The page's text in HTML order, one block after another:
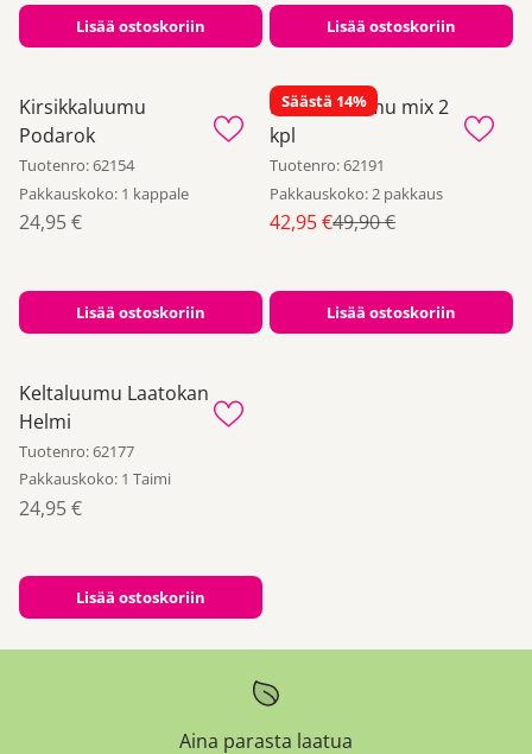
Lisää ostoskoriin Lisää ostoskoriin
Kirsikkaluumu
Podarok
Tuotenro: 62154
Pakkauskoko: 1 kappale
Alennushinta
24,95 €
Lisää ostoskoriin
Säästä 14%
Kirsikkaluumu mix 2
kpl
Tuotenro: 62191
Pakkauskoko: 2 pakkaus
Alennushinta
42,95 €Normaali hinta
49,90 €
Lisää ostoskoriin
Keltaluumu Laatokan
Helmi
Tuotenro: 62177
Pakkauskoko: 1 Taimi
Alennushinta
24,95 €
Lisää ostoskoriin
Aina parasta laatua